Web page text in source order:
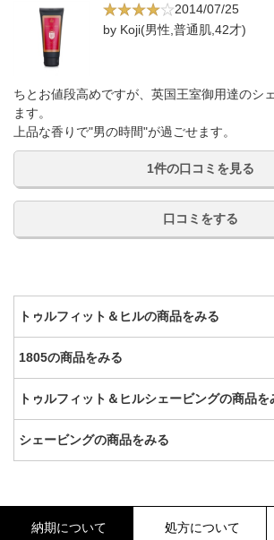
2014/07/25
by Koji(男性,普通肌,42才)
ちとお値段高めですが、英国王室御用達のシ
ます。
上品な香りで"男の時間"が過ごせます。
1件の口コミを見る
口コミをする
トゥルフィット＆ヒルの商品をみる
1805の商品をみる
トゥルフィット＆ヒルシェービングの商品を
シェービングの商品をみる
納期について 処方について